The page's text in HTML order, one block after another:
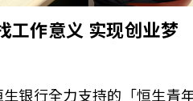
屋局资助兴建「善匯」及
项目，並得到香港赛马会慈
赛马会跃见新生活计划」
工作意义 实现创业梦
银行全力支持的「恒生青